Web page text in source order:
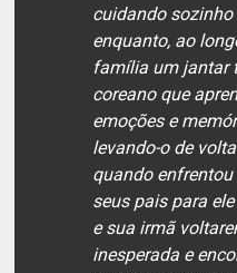
cuidando sozinho
enquanto, ao
família um jantar
coreano que
emoções e
levando-o de
quando
seus pais para
e sua irmã
inesperada e